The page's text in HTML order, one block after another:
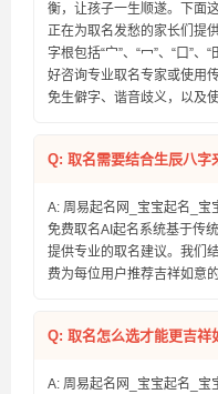
衡，让孩子一生顺遂。下面
正在为取名发愁的家长们提
字根包括“宀”、“冖”、“口”、“
好咨询专业取名专家或使用
免生僻字、谐音歧义，以及使
Q: 取名需要结合生辰八字
A: 周易起名网_宝宝起名_宝
免费取名AI起名系统基于传
提供专业的取名建议。我们
费为每位用户推荐吉祥如意
Q: 取名怎么选才能更吉祥
A: 周易起名网_宝宝起名_宝